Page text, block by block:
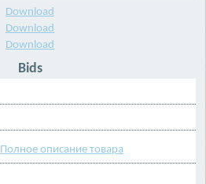
Download
Download
Download
Bids
Полное описание товара